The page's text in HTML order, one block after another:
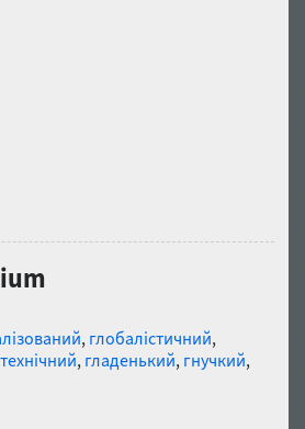
, глобалістичний,
технічний, гладенький, гнучкий,